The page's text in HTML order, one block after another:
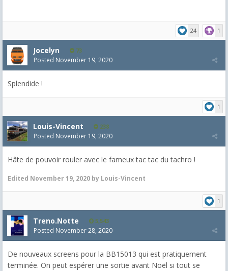
24 1
Jocelyn 73
Posted November 19, 2020
Splendide !
1
Louis-Vincent 238
Posted November 19, 2020
Hâte de pouvoir rouler avec le fameux tac tac du tachro !
Edited November 19, 2020 by Louis-Vincent
1
Treno.Notte 5,543
Posted November 28, 2020
De nouveaux screens pour la BB15013 qui est pratiquement
terminée. On peut espérer une sortie avant Noël si tout se